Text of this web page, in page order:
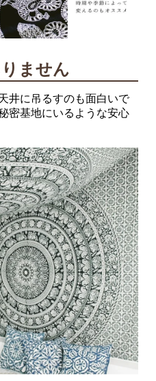
ません
井に吊るすのも面白いで
密基地にいるような安心